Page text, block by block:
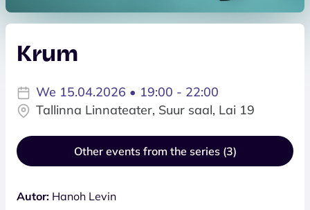
Krum
We 15.04.2026 • 19:00 - 22:00
Tallinna Linnateater, Suur saal, Lai 19
Other events from the series (3)
Autor: Hanoh Levin